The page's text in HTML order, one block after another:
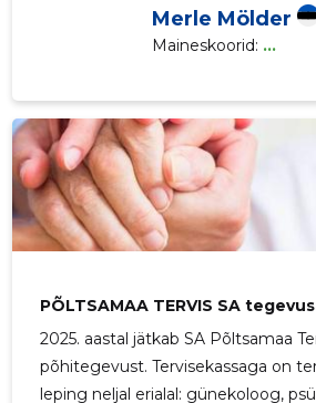
Merle Mölder
Maineskoorid: ...
PÕLTSAMAA TERVIS SA
2025. aastal jätkab SA Põltsamaa
põhitegevust. Tervisekassaga on
leping neljal erialal: günekoloog,